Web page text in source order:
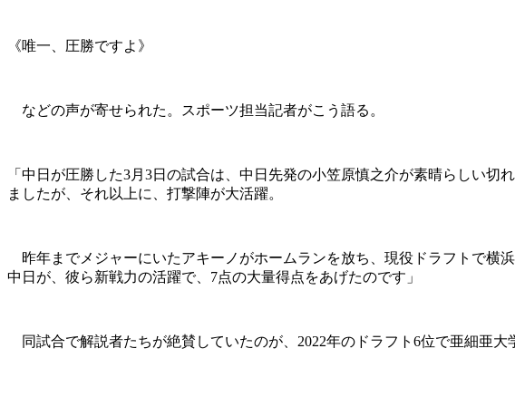
《唯一、圧勝ですよ》
などの声が寄せられた。スポーツ担当記者がこう語る。
「中日が圧勝した3月3日の試合は、中日先発の小笠原慎之介が素晴らしい
ましたが、それ以上に、打撃陣が大活躍。
昨年までメジャーにいたアキーノがホームランを放ち、現役ドラフトで横
中日が、彼ら新戦力の活躍で、7点の大量得点をあげたのです」
同試合で解説者たちが絶賛していたのが、2022年のドラフト6位で亜細亜大